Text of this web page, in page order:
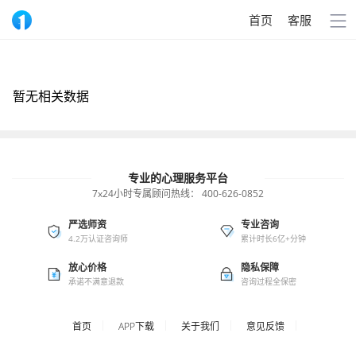
首页 客服
暂无相关数据
专业的心理服务平台
7x24小时专属顾问热线： 400-626-0852
严选师资
4.2万认证咨询师
专业咨询
累计时长6亿+分钟
放心价格
承诺不满意退款
隐私保障
咨询过程全保密
首页 APP下载 关于我们 意见反馈